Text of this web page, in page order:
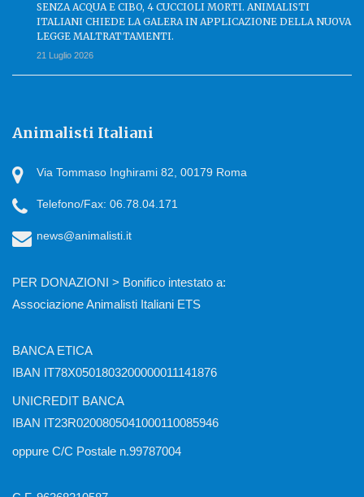
SENZA ACQUA E CIBO, 4 CUCCIOLI MORTI. ANIMALISTI
ITALIANI CHIEDE LA GALERA IN APPLICAZIONE DELLA NUOVA
LEGGE MALTRATTAMENTI.
21 Luglio 2026
Animalisti Italiani
Via Tommaso Inghirami 82, 00179 Roma
Telefono/Fax: 06.78.04.171
news@animalisti.it
PER DONAZIONI > Bonifico intestato a:
Associazione Animalisti Italiani ETS
BANCA ETICA
IBAN IT78X0501803200000011141876
UNICREDIT BANCA
IBAN IT23R0200805041000110085946
oppure C/C Postale n.99787004